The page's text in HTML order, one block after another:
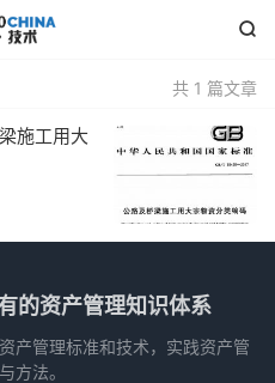

共 1 篇文章
施工用大
的资产管理知识体系
产管理标准和技术，实践资产管
方法。